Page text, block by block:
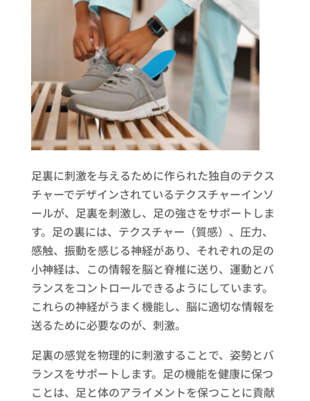
足裏に刺激を与えるために作られた独自のテクス
チャーでデザインされているテクスチャーインソ
ールが、足裏を刺激し、足の強さをサポートしま
す。足の裏には、テクスチャー（質感）、圧力、
感触、振動を感じる神経があり、それぞれの足の
小神経は、この情報を脳と脊椎に送り、運動とバ
ランスをコントロールできるようにしています。
これらの神経がうまく機能し、脳に適切な情報を
送るために必要なのが、刺激。
足裏の感覚を物理的に刺激することで、姿勢とバ
ランスをサポートします。足の機能を健康に保つ
ことは、足と体のアライメントを保つことに貢献